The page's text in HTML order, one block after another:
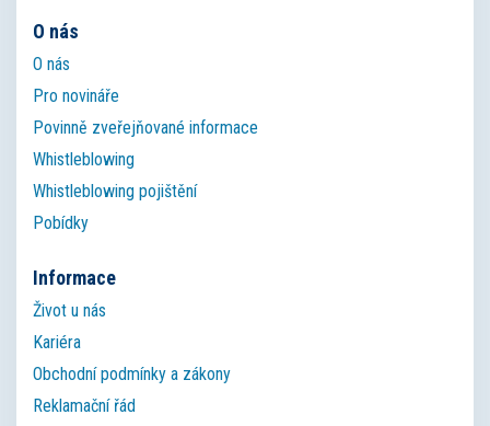
O nás
O nás
Pro novináře
Povinně zveřejňované informace
Whistleblowing
Whistleblowing pojištění
Pobídky
Informace
Život u nás
Kariéra
Obchodní podmínky a zákony
Reklamační řád